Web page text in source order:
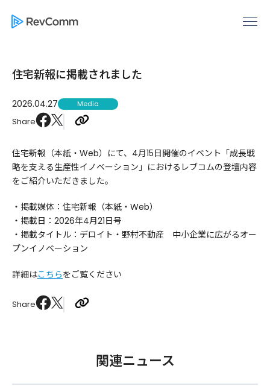
住宅新報に掲載されました
2026.04.27 Media
Share
住宅新報（本紙・Web）にて、4月15日開催のイベント「成長戦
略を支える生産性イノベーション」におけるレブコムの登壇内容
をご紹介いただきました。
・掲載媒体：住宅新報（本紙・Web）
・掲載日：2026年4月21日号
・掲載タイトル：デロイト・野村不動産 中小企業に広がるオー
プンイノベーション
詳細はこちらをご覧ください
Share
関連ニュース